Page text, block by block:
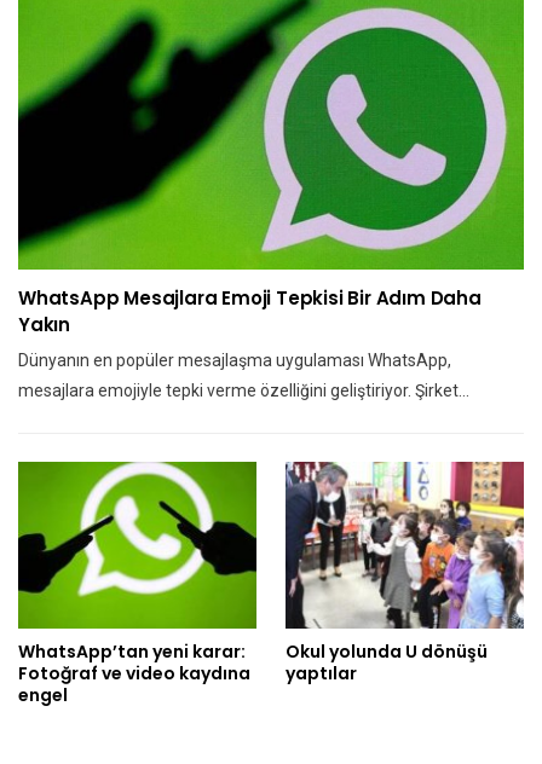
WhatsApp Mesajlara Emoji Tepkisi Bir Adım Daha
Yakın
Dünyanın en popüler mesajlaşma uygulaması WhatsApp,
mesajlara emojiyle tepki verme özelliğini geliştiriyor. Şirket…
WhatsApp’tan yeni karar:
Fotoğraf ve video kaydına
engel
Okul yolunda U dönüşü
yaptılar